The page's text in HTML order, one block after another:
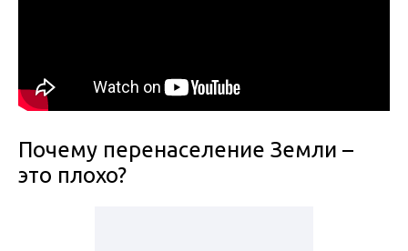
Почему перенаселение Земли –
это плохо?